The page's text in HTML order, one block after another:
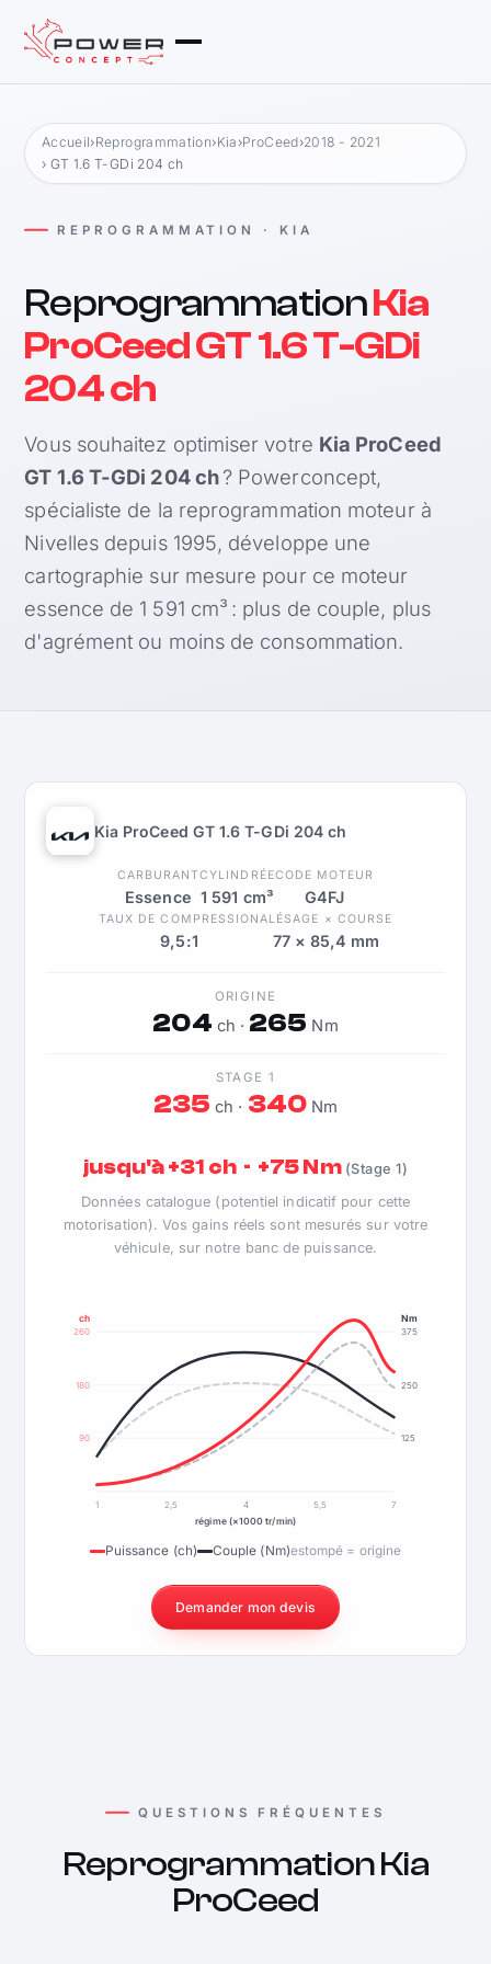
Accueil›Reprogrammation›Kia ›ProCeed›2018 - 2021
› GT 1.6 T-GDi 204 ch
REPROGRAMMATION · KIA
ReprogrammationKia
ProCeed GT 1.6 T-GDi
204 ch
Vous souhaitez optimiser votre Kia ProCeed
GT 1.6 T-GDi 204 ch? Powerconcept,
spécialiste de la reprogrammation moteur à
Nivelles depuis 1995, développe une
cartographie sur mesure pour ce moteur
essence de 1 591 cm³ : plus de couple, plus
d'agrément ou moins de consommation.
Kia ProCeed GT 1.6 T-GDi 204 ch
CARBURANT
Essence
CYLINDRÉE
1 591 cm³
CODE MOTEUR
G4FJ
TAUX DE COMPRESSION
9,5:1
ALÉSAGE × COURSE
77 × 85,4 mm
ORIGINE
204 ch · 265 Nm
STAGE 1
235 ch · 340Nm
jusqu'à +31 ch · +75 Nm (Stage 1)
Données catalogue (potentiel indicatif pour cette
motorisation). Vos gains réels sont mesurés sur votre
véhicule, sur notre banc de puissance.
90
180
260
125
250
375
ch Nm
1 2,5 4 5,5
7
régime (×1000 tr/min)
Puissance (ch) Couple (Nm)estompé = origine
Demander mon devis
QUESTIONS FRÉQUENTES
Reprogrammation Kia
ProCeed